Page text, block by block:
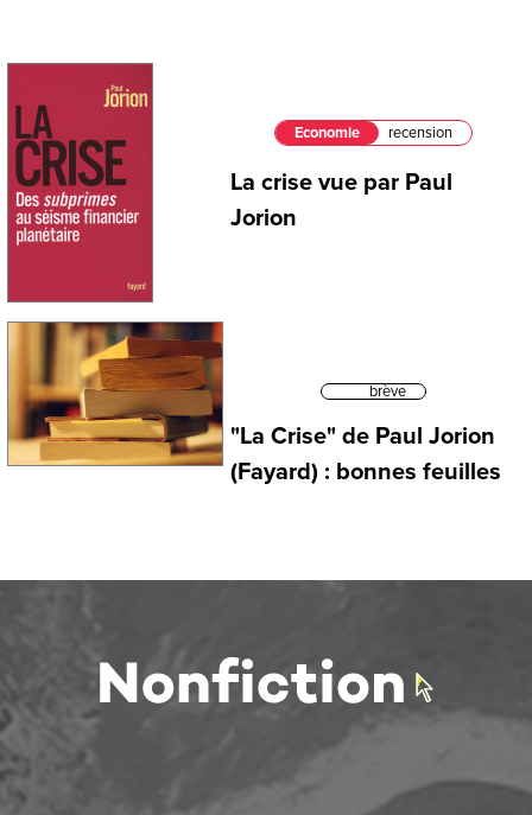
Economie recension
La crise vue par Paul
Jorion
brève
"La Crise" de Paul Jorion
(Fayard) : bonnes feuilles